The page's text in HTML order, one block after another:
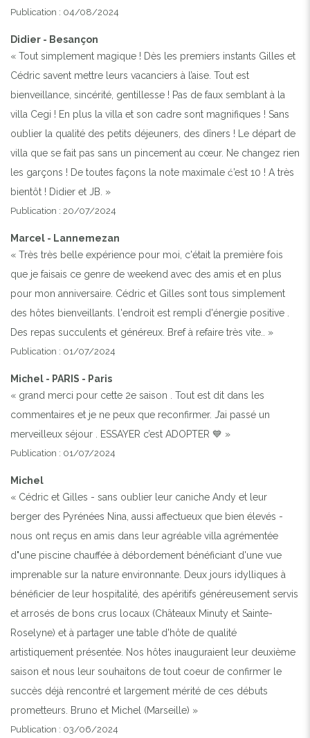
Publication : 04/08/2024
Didier - Besançon
« Tout simplement magique ! Dès les premiers instants Gilles et
Cédric savent mettre leurs vacanciers à l’aise. Tout est
bienveillance, sincérité, gentillesse ! Pas de faux semblant à la
villa Cegi ! En plus la villa et son cadre sont magnifiques ! Sans
oublier la qualité des petits déjeuners, des dîners ! Le départ de
villa que se fait pas sans un pincement au cœur. Ne changez rien
les garçons ! De toutes façons la note maximale ć’est 10 ! A très
bientôt ! Didier et JB. »
Publication : 20/07/2024
Marcel - Lannemezan
« Très très belle expérience pour moi, c'était la première fois
que je faisais ce genre de weekend avec des amis et en plus
pour mon anniversaire. Cédric et Gilles sont tous simplement
des hôtes bienveillants. l'endroit est rempli d'énergie positive .
Des repas succulents et généreux. Bref à refaire très vite.. »
Publication : 01/07/2024
Michel - PARIS - Paris
« grand merci pour cette 2e saison . Tout est dit dans les
commentaires et je ne peux que reconfirmer. J’ai passé un
merveilleux séjour . ESSAYER c’est ADOPTER 💙 »
Publication : 01/07/2024
Michel
« Cédric et Gilles - sans oublier leur caniche Andy et leur
berger des Pyrénées Nina, aussi affectueux que bien élevés -
nous ont reçus en amis dans leur agréable villa agrémentée
d"une piscine chauffée à débordement bénéficiant d'une vue
imprenable sur la nature environnante. Deux jours idylliques à
bénéficier de leur hospitalité, des apéritifs généreusement servis
et arrosés de bons crus locaux (Châteaux Minuty et Sainte-
Roselyne) et à partager une table d'hôte de qualité
artistiquement présentée. Nos hôtes inauguraient leur deuxième
saison et nous leur souhaitons de tout coeur de confirmer le
succès déjà rencontré et largement mérité de ces débuts
prometteurs. Bruno et Michel (Marseille) »
Publication : 03/06/2024